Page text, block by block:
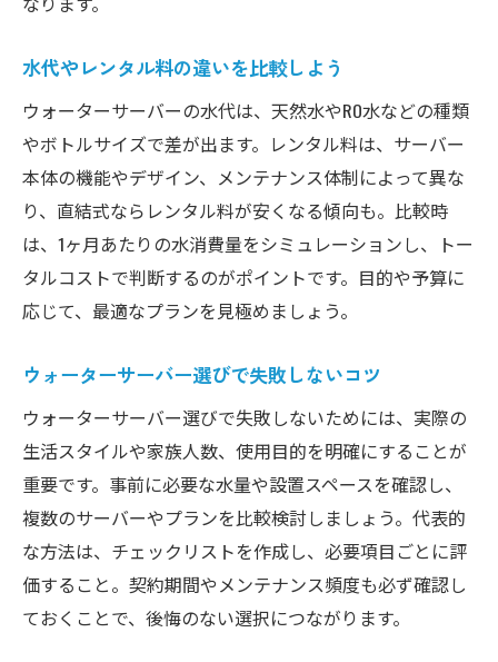
家族人数別ウォーターサーバー料金の目安
大家族に適したウォーターサーバー活用術
4人家族に必要なウォーターサーバー容量
家計負担を減らす水の使い方とは
家族構成別におすすめの料金プラン
家族でウォーターサーバーを選ぶ際の注意
点
ウォーターサーバーの料金シミュレーションで
の使い方
料金シミュレーションで見える節約ポイン
ト
月額料金を抑えるための実践的な工夫
自宅の使用量に合ったシミュレーション方
法
水代やレンタル料の違いを比較しよう
ウォーターサーバーの水代は、天然水やRO水などの種類
やボトルサイズで差が出ます。レンタル料は、サーバー
本体の機能やデザイン、メンテナンス体制によって異な
り、直結式ならレンタル料が安くなる傾向も。比較時
は、1ヶ月あたりの水消費量をシミュレーションし、トー
タルコストで判断するのがポイントです。目的や予算に
応じて、最適なプランを見極めましょう。
ウォーターサーバー選びで失敗しないコツ
ウォーターサーバー選びで失敗しないためには、実際の
生活スタイルや家族人数、使用目的を明確にすることが
重要です。事前に必要な水量や設置スペースを確認し、
複数のサーバーやプランを比較検討しましょう。代表的
な方法は、チェックリストを作成し、必要項目ごとに評
価すること。契約期間やメンテナンス頻度も必ず確認し
ておくことで、後悔のない選択につながります。